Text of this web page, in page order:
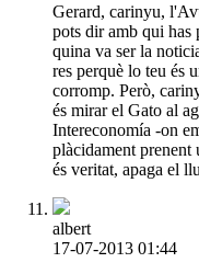
Gerard, carinyu,
pots dir amb qui has
quina va ser la
res perquè lo teu és
corromp. Però,
és mirar el Gato al
Intereconomía -on
plàcidament prenent
és veritat, apaga el
albert
17-07-2013 01:44